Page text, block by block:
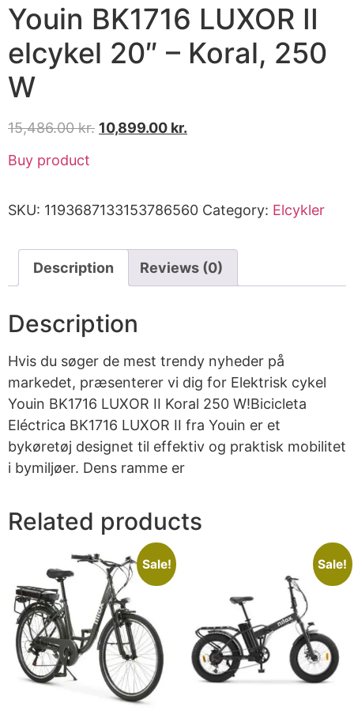
Youin BK1716 LUXOR II
elcykel 20″ – Koral, 250
W
15,486.00kr. 10,899.00 kr.
Buy product
SKU: 1193687133153786560 Category: Elcykler
Description Reviews (0)
Description
Hvis du søger de mest trendy nyheder på
markedet, præsenterer vi dig for Elektrisk cykel
Youin BK1716 LUXOR II Koral 250 W!Bicicleta
Eléctrica BK1716 LUXOR II fra Youin er et
bykøretøj designet til effektiv og praktisk mobilitet
i bymiljøer. Dens ramme er
Related products
Sale! Sale!